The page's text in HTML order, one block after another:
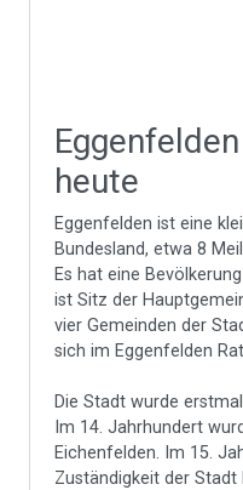
heute
Eggenfelden ist eine
Bundesland, etwa 8
Es hat eine
ist Sitz der
vier Gemeinden der
sich im Eggenfelden
Die Stadt wurde
Im 14. Jahrhundert
Eichenfelden. Im 15.
Zuständigkeit der Stadt